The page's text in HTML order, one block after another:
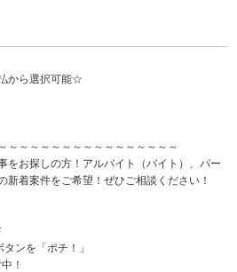
から選択可能☆
～～～～～～～～～～～～～～～～
をお探しの方！アルバイト（バイト）、パー
新着案件をご希望！ぜひご相談ください！
ンを「ポチ！」
！